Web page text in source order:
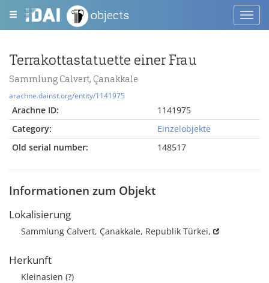
objects
Terrakottastatuette einer Frau
Sammlung Calvert, Çanakkale
arachne.dainst.org/entity/1141975
Arachne ID:
1141975
Category:
Einzelobjekte
Old serial number:
148517
Informationen zum Objekt
Lokalisierung
Sammlung Calvert, Çanakkale, Republik Türkei,
Herkunft
Kleinasien (?)